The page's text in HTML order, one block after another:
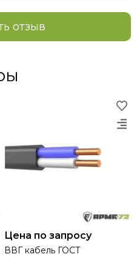
отзыв
Цена по запросу
ВВГ кабель ГОСТ